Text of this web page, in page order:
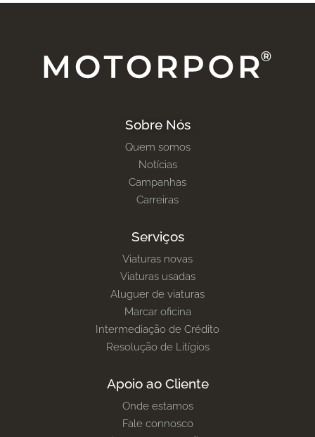
Sobre Nós
Quem somos
Notícias
Campanhas
Carreiras
Serviços
Viaturas novas
Viaturas usadas
Aluguer de viaturas
Marcar oficina
Intermediação de Crédito
Resolução de Litígios
Apoio ao Cliente
Onde estamos
Fale connosco